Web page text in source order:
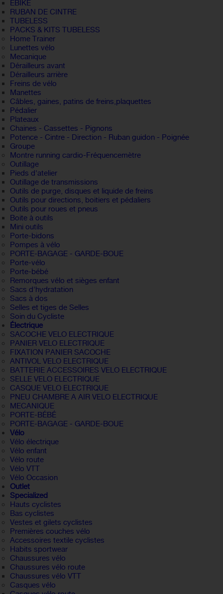
EBIKE
RUBAN DE CINTRE
TUBELESS
PACKS & KITS TUBELESS
Home Trainer
Lunettes vélo
Mecanique
Dérailleurs avant
Dérailleurs arrière
Freins de vélo
Manettes
Câbles, gaines, patins de freins,plaquettes
Pédalier
Plateaux
Chaines - Cassettes - Pignons
Potence - Cintre - Direction - Ruban guidon - Poignée
Groupe
Montre running cardio-Fréquencemètre
Outillage
Pieds d'atelier
Outillage de transmissions
Outils de purge, disques et liquide de freins
Outils pour directions, boitiers et pédaliers
Outils pour roues et pneus
Boite à outils
Mini outils
Porte-bidons
Pompes à vélo
PORTE-BAGAGE - GARDE-BOUE
Porte-vélo
Porte-bébé
Remorques vélo et sièges enfant
Sacs d'hydratation
Sacs à dos
Selles et tiges de Selles
Soin du Cycliste
Électrique
SACOCHE VELO ELECTRIQUE
PANIER VELO ELECTRIQUE
FIXATION PANIER SACOCHE
ANTIVOL VELO ELECTRIQUE
BATTERIE ACCESSOIRES VELO ELECTRIQUE
SELLE VELO ELECTRIQUE
CASQUE VELO ELECTRIQUE
PNEU CHAMBRE A AIR VELO ELECTRIQUE
MECANIQUE
PORTE-BÉBÉ
PORTE-BAGAGE - GARDE-BOUE
Vélo
Vélo électrique
Vélo enfant
Vélo route
Vélo VTT
Vélo Occasion
Outlet
Specialized
Hauts cyclistes
Bas cyclistes
Vestes et gilets cyclistes
Premières couches vélo
Accessoires textile cyclistes
Habits sportwear
Chaussures vélo
Chaussures vélo route
Chaussures vélo VTT
Casques vélo